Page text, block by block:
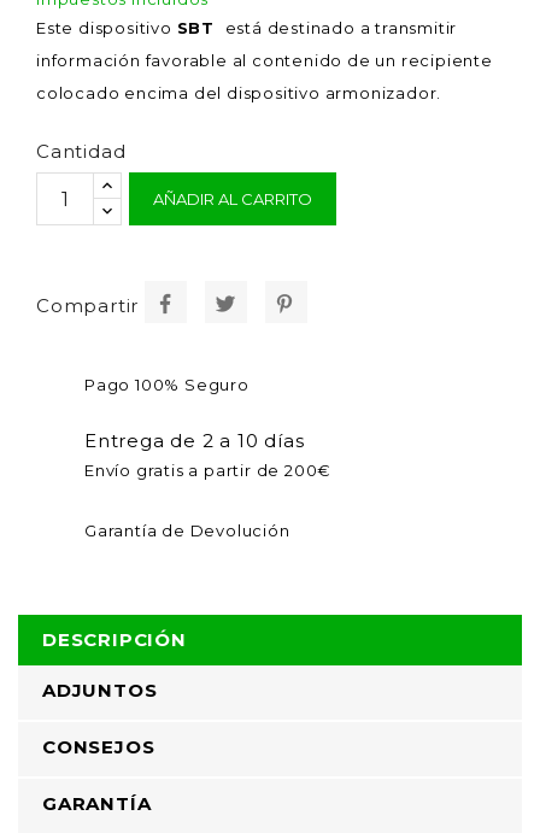
Este dispositivo SBT
está destinado a transmitir
información favorable al contenido de un recipiente
colocado encima del dispositivo armonizador.
Cantidad
AÑADIR AL CARRITO
Compartir
Pago 100% Seguro
Entrega de 2 a 10 días
Envío gratis a partir de 200€
Garantía de Devolución
DESCRIPCIÓN
ADJUNTOS
CONSEJOS
GARANTÍA